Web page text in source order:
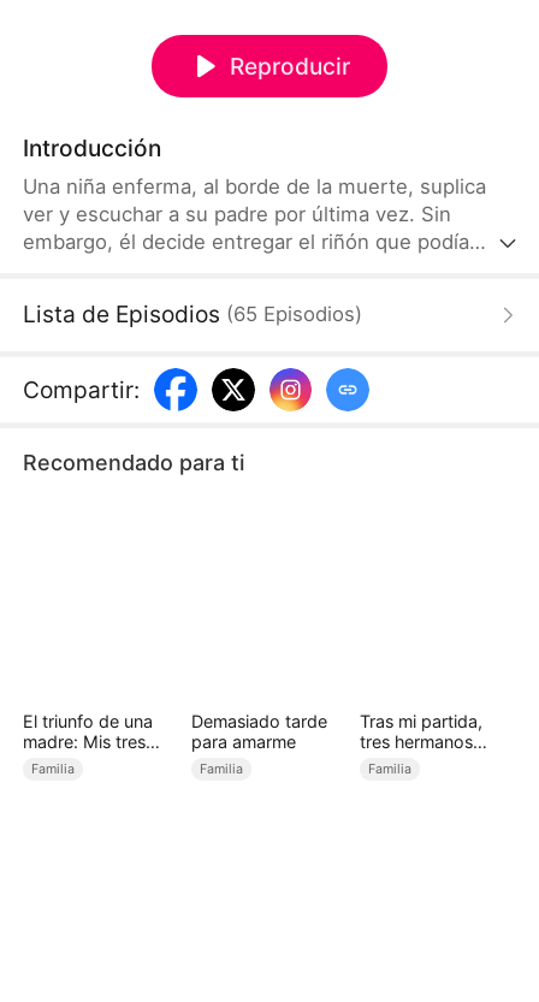
Reproducir
Introducción
Una niña enferma, al borde de la muerte, suplica
ver y escuchar a su padre por última vez. Sin
embargo, él decide entregar el riñón que podía
una brutal venganza contra el hombre y la amante
Lista de Episodios (65 Episodios)
Compartir:
Recomendado para ti
El triunfo de una
madre: Mis tres
hijos poderosos
Familia
Demasiado tarde
para amarme
Familia
Tras mi partida,
tres hermanos
arrepentidos
Familia